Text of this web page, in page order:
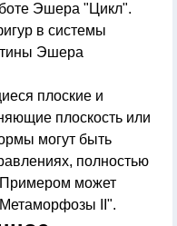
Эшера "Цикл".
в системы
Эшера
плоские и
плоскость или
могут быть
полностью
Примером может
II".